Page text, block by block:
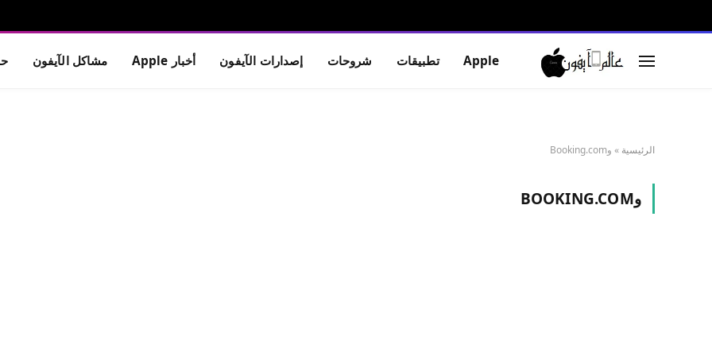
Apple تطبيقات شروحات إصدارات الآيفون أخبار Apple مشاكل الآيفون
الرئيسية » وBooking.com
وBOOKING.COM